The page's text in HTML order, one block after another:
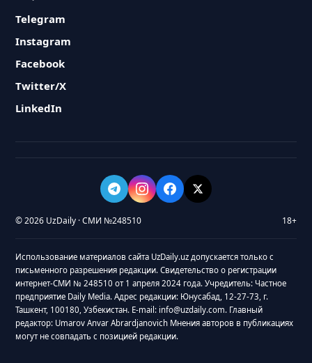
Telegram
Instagram
Facebook
Twitter/X
LinkedIn
© 2026 UzDaily · СМИ №248510 18+
Использование материалов сайта UzDaily.uz допускается только с
письменного разрешения редакции. Свидетельство о регистрации
интернет-СМИ № 248510 от 1 апреля 2024 года. Учредитель: Частное
предприятие Daily Media. Адрес редакции: Юнусабад, 12-27-73, г.
Ташкент, 100180, Узбекистан. E-mail: info@uzdaily.com. Главный
редактор: Umarov Anvar Abrardjanovich Мнения авторов в публикациях
могут не совпадать с позицией редакции.